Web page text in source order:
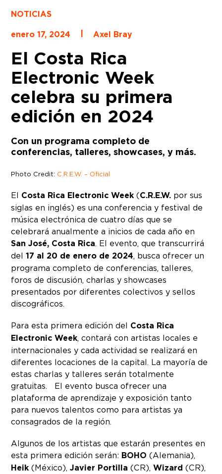
NOTICIAS
enero 17, 2024
Axel Bray
El Costa Rica
Electronic Week
celebra su primera
edición en 2024
Con un programa completo de
conferencias, talleres, showcases, y más.
Photo Credit: C.R.E.W. – Oficial
El Costa Rica Electronic Week (C.R.E.W. por sus
siglas en inglés) es una conferencia y festival de
música electrónica de cuatro días que se
celebrará anualmente a inicios de cada año en
San José, Costa Rica. El evento, que transcurrirá
del17 al 20 de enero de 2024, busca ofrecer un
programa completo de conferencias, talleres,
foros de discusión, charlas y showcases
presentados por diferentes colectivos y sellos
discográficos.
Para esta primera edición del Costa Rica
Electronic Week, contará con artistas locales e
internacionales y cada actividad se realizará en
diferentes locaciones de la capital. La mayoría de
estas charlas y talleres serán totalmente
gratuitas. El evento busca ofrecer una
plataforma de aprendizaje y exposición tanto
para nuevos talentos como para artistas ya
consagrados de la región.
Algunos de los artistas que estarán presentes en
esta primera edición serán: BOHO (Alemania),
Heik (México),Javier Portilla (CR),Wizard (CR),